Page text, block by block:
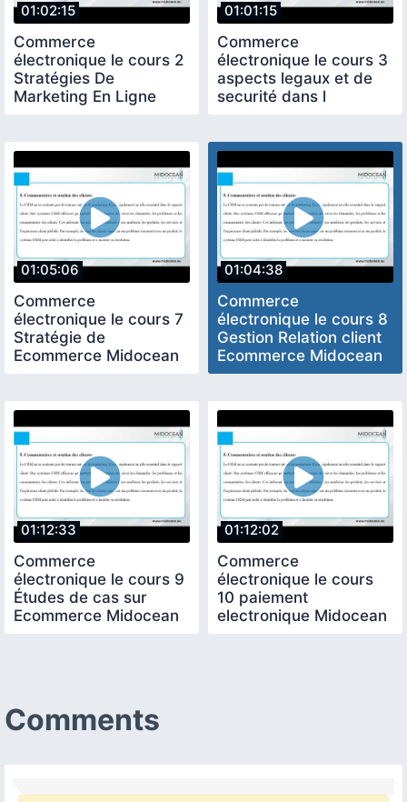
01:02:15
Commerce
électronique le cours 2
Stratégies De
Marketing En Ligne
01:01:15
Commerce
électronique le cours 3
aspects legaux et de
securité dans l
01:05:06
Commerce
électronique le cours 7
Stratégie de
Ecommerce Midocean
01:04:38
Commerce
électronique le cours 8
Gestion Relation client
Ecommerce Midocean
University
01:12:33
Commerce
électronique le cours 9
Études de cas sur
Ecommerce Midocean
01:12:02
Commerce
électronique le cours
10 paiement
electronique Midocean
Comments